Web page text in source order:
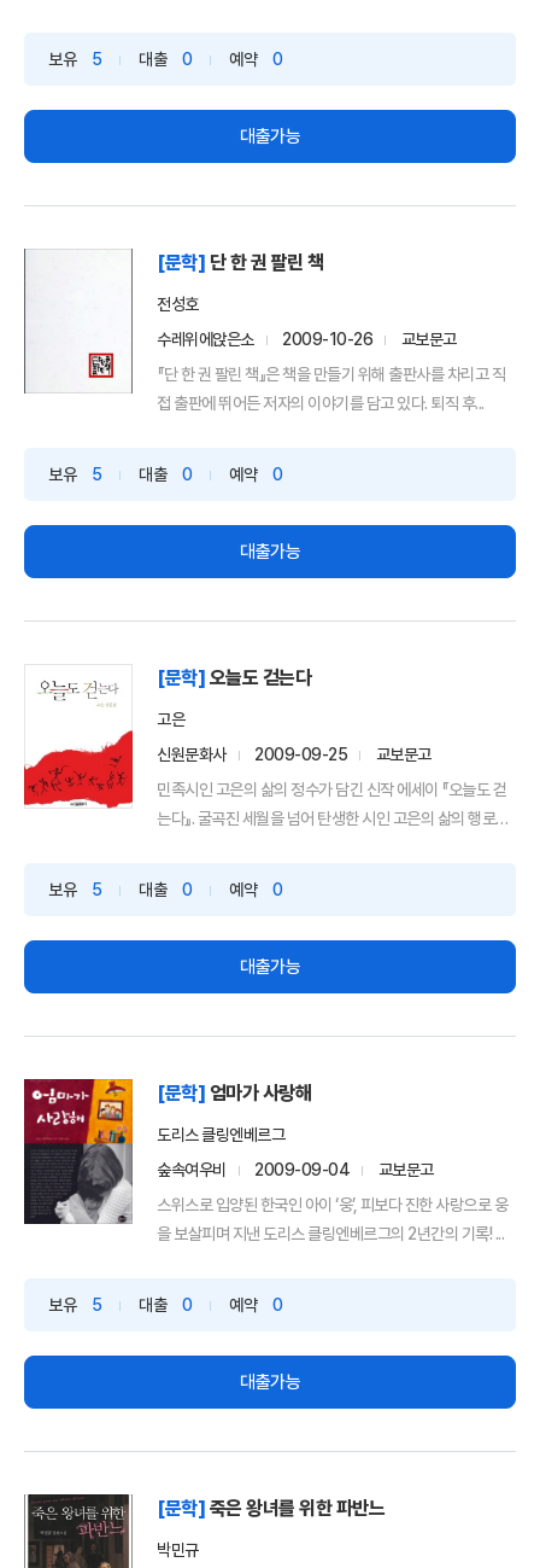
보유 5 대출 0 예약 0
대출가능
[문학] 단 한 권 팔린 책
전성호
수레위에앉은소
2009-10-26
교보문고
『단 한 권 팔린 책』은 책을 만들기 위해 출판사를 차리고 직
접 출판에 뛰어든 저자의 이야기를 담고 있다. 퇴직 후...
보유 5 대출 0 예약 0
대출가능
[문학] 오늘도 걷는다
고은
신원문화사
2009-09-25
교보문고
민족시인 고은의 삶의 정수가 담긴 신작 에세이 『오늘도 걷
는다』. 굴곡진 세월을 넘어 탄생한 시인 고은의 삶의 행로
보유 5 대출 0 예약 0
대출가능
[문학] 엄마가 사랑해
도리스 클링엔베르그
숲속여우비
2009-09-04
교보문고
스위스로 입양된 한국인 아이 ‘웅’, 피보다 진한 사랑으로 웅
을 보살피며 지낸 도리스 클링엔베르그의 2년간의 기록! ...
보유 5 대출 0 예약 0
대출가능
[문학] 죽은 왕녀를 위한 파반느
박민규